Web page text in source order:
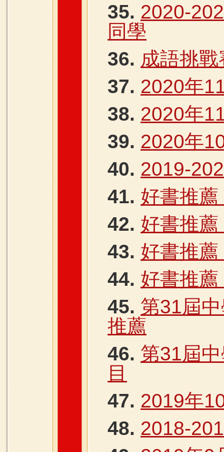
35. 2020-
同學
36. 成語挑戰
37. 2020年
38. 2020年
39. 2020年
40. 2019-
41. 好書推
42. 好書推
43. 好書推
44. 好書推
45. 第31屆
推薦
46. 第31屆
目
47. 2019年
48. 2018-